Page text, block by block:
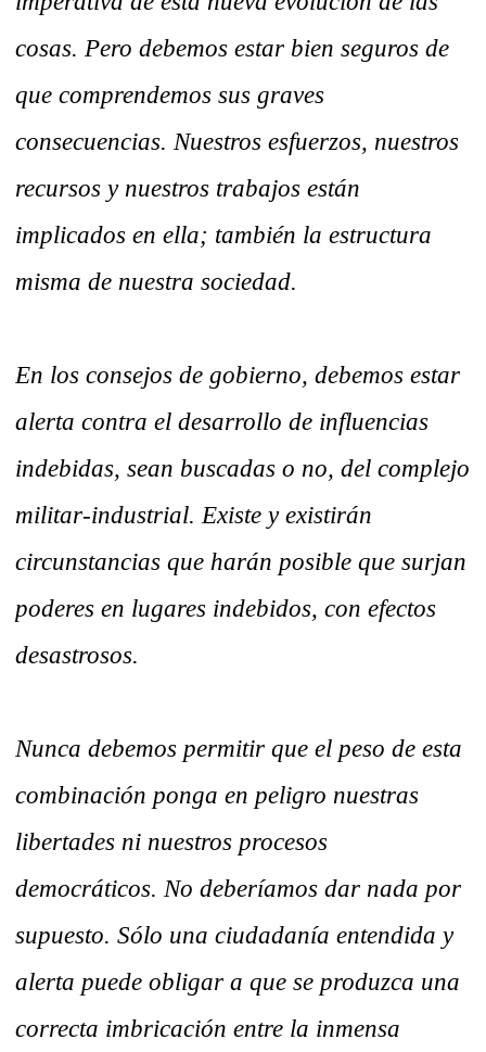
cosas. Pero debemos estar bien seguros de
que comprendemos sus graves
consecuencias. Nuestros esfuerzos, nuestros
recursos y nuestros trabajos están
implicados en ella; también la estructura
misma de nuestra sociedad.
En los consejos de gobierno, debemos estar
alerta contra el desarrollo de influencias
indebidas, sean buscadas o no, del complejo
militar-industrial. Existe y existirán
circunstancias que harán posible que surjan
poderes en lugares indebidos, con efectos
desastrosos.
Nunca debemos permitir que el peso de esta
combinación ponga en peligro nuestras
libertades ni nuestros procesos
democráticos. No deberíamos dar nada por
supuesto. Sólo una ciudadanía entendida y
alerta puede obligar a que se produzca una
correcta imbricación entre la inmensa